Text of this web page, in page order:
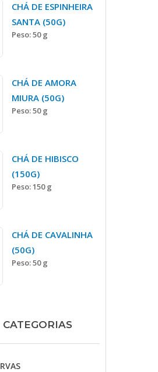
CHÁ DE ESPINHEIRA
SANTA (50G)
Peso: 50 g
CHÁ DE AMORA
MIURA (50G)
Peso: 50 g
CHÁ DE HIBISCO
(150G)
Peso: 150 g
CHÁ DE CAVALINHA
(50G)
Peso: 50 g